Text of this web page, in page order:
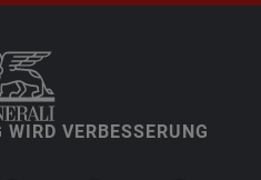
VERBESSERUNG